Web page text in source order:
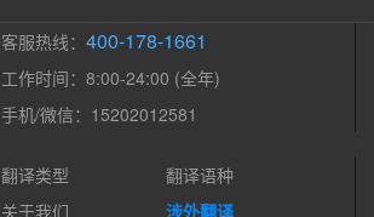
客服热线：400-178-1661
工作时间：8:00-24:00 (全年)
手机/微信：15202012581
翻译类型
翻译语种
关于我们
涉外翻译